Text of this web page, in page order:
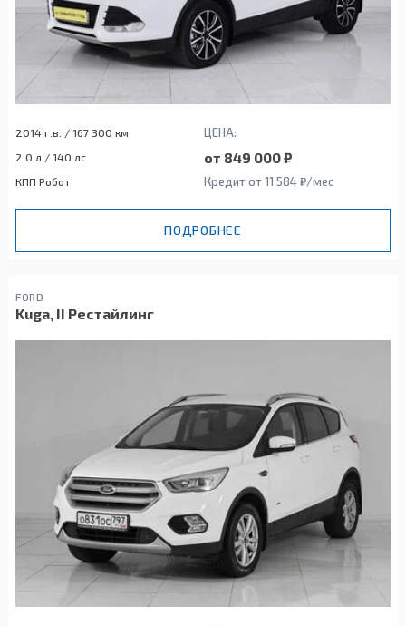
2014 г.в. / 167 300 км ЦЕНА:
2.0 л / 140 лс от 849 000 ₽
КПП Робот Кредит от 11 584 ₽/мес
ПОДРОБНЕЕ
FORD
Kuga, II Рестайлинг